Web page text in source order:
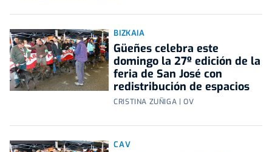
BIZKAIA
Güeñes celebra este
domingo la 27º edición de la
feria de San José con
redistribución de espacios
CRISTINA ZUÑIGA | OV
CAV